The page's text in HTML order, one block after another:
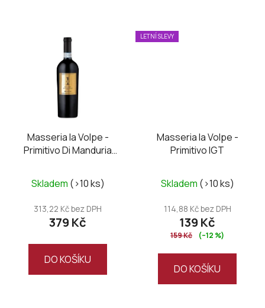
Masseria la Volpe -
Primitivo Di Manduria
hodnocení
produktu
je
z
Skladem (>10 ks)
313,22 Kč bez DPH
379 Kč
DO KOŠÍKU
LETNÍ SLEVY
Masseria la Volpe -
Primitivo IGT
Skladem (>10 ks)
114,88 Kč bez DPH
139 Kč
159 Kč (–12 %)
DO KOŠÍKU